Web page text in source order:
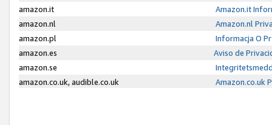
amazon.it
Amazon.it
amazon.nl
Amazon.nl
amazon.pl
Informacja O
amazon.es
Aviso de
amazon.se
amazon.co.uk, audible.co.uk
Amazon.co.uk